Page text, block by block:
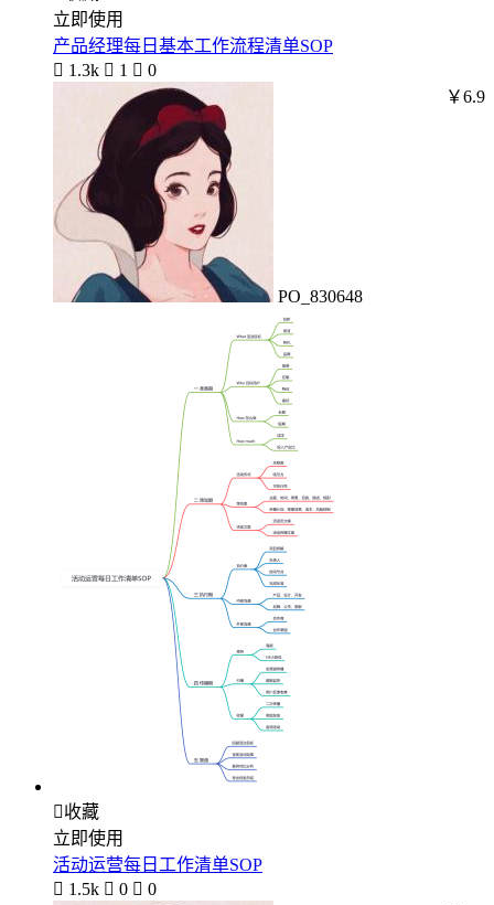
立即使用
产品经理每日基本工作流程清单SOP
 1.3k  1  0
PO_830648
￥6.9
收藏
立即使用
活动运营每日工作清单SOP
 1.5k  0  0